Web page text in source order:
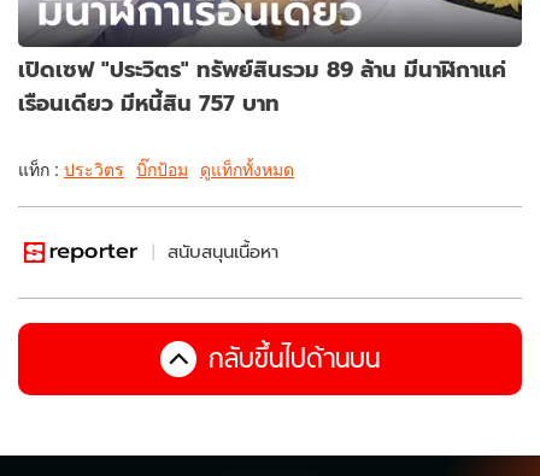
เปิดเซฟ "ประวิตร" ทรัพย์สินรวม 89 ล้าน มีนาฬิกาแค่
เรือนเดียว มีหนี้สิน 757 บาท
แท็ก : ประวิตร บิ๊กป้อม ดูแท็กทั้งหมด
สนับสนุนเนื้อหา
กลับขึ้นไปด้านบน